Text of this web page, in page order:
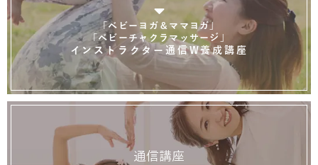
「ベビーヨガ＆ママヨガ」
「ベビーチャクラマッサージ」
インストラクター通信W養成講座
通信講座